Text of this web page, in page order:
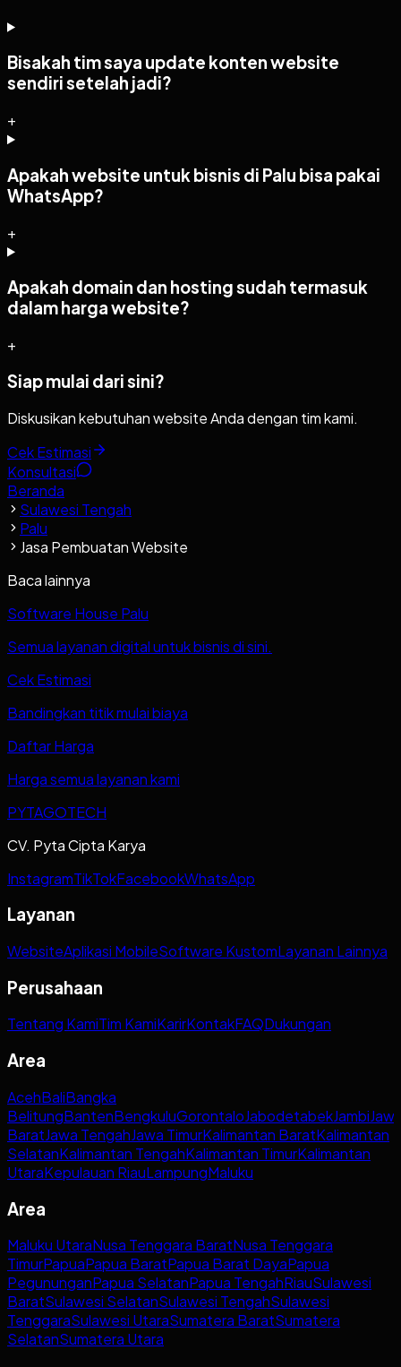
Bisakah tim saya update konten website
sendiri setelah jadi?
+
Apakah website untuk bisnis di Palu bisa pakai
WhatsApp?
+
Apakah domain dan hosting sudah termasuk
dalam harga website?
+
Siap mulai dari sini?
Diskusikan kebutuhan website Anda dengan tim kami.
Cek Estimasi
Konsultasi
Beranda
Sulawesi Tengah
Palu
Jasa Pembuatan Website
Baca lainnya
Software House Palu
Semua layanan digital untuk bisnis di sini.
Cek Estimasi
Bandingkan titik mulai biaya
Daftar Harga
Harga semua layanan kami
PYTAGOTECH
CV. Pyta Cipta Karya
InstagramTikTokFacebookWhatsApp
Layanan
WebsiteAplikasi MobileSoftware KustomLayanan Lainnya
Perusahaan
Tentang KamiTim KamiKarirKontakFAQDukungan
Area
AcehBaliBangka
BelitungBantenBengkuluGorontaloJabodetabekJambi
BaratJawa TengahJawa TimurKalimantan BaratKalimantan
SelatanKalimantan TengahKalimantan TimurKalimantan
UtaraKepulauan RiauLampungMaluku
Area
Maluku UtaraNusa Tenggara BaratNusa Tenggara
TimurPapuaPapua BaratPapua Barat DayaPapua
PegununganPapua SelatanPapua TengahRiauSulawesi
BaratSulawesi SelatanSulawesi TengahSulawesi
TenggaraSulawesi UtaraSumatera BaratSumatera
SelatanSumatera Utara